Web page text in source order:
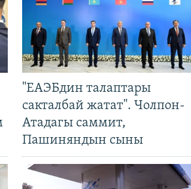
"ЕАЭБдин талаптары
сакталбай жатат". Чолпон-
Атадагы саммит,
Пашиняндын сыны